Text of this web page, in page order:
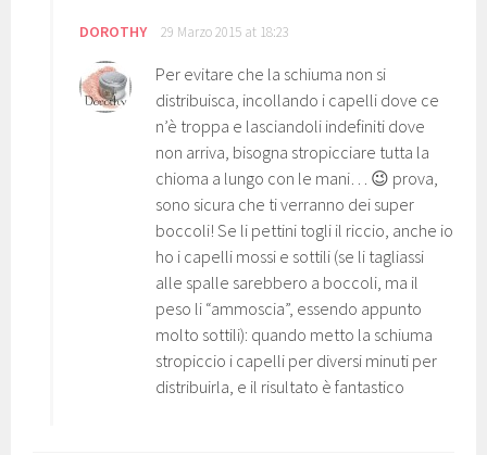
DOROTHY 29 Marzo 2015 at 18:23
Per evitare che la schiuma non si
distribuisca, incollando i capelli dove ce
n’è troppa e lasciandoli indefiniti dove
non arriva, bisogna stropicciare tutta la
chioma a lungo con le mani… 😉 prova,
sono sicura che ti verranno dei super
boccoli! Se li pettini togli il riccio, anche io
ho i capelli mossi e sottili (se li tagliassi
alle spalle sarebbero a boccoli, ma il
peso li “ammoscia”, essendo appunto
molto sottili): quando metto la schiuma
stropiccio i capelli per diversi minuti per
distribuirla, e il risultato è fantastico